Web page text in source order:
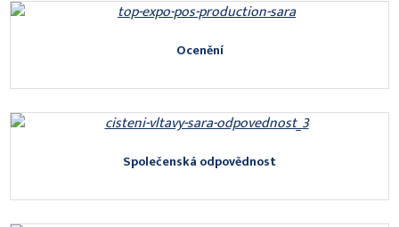
Ocenění
Společenská odpovědnost